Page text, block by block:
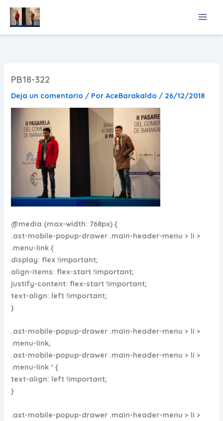
contenido
PB18-322
Deja un comentario / PorAceBarakaldo / 26/12/2018
@media (max-width: 768px) {
.ast-mobile-popup-drawer .main-header-menu > li >
.menu-link {
display: flex !important;
align-items: flex-start !important;
justify-content: flex-start !important;
text-align: left !important;
}
.ast-mobile-popup-drawer .main-header-menu > li >
.menu-link,
.ast-mobile-popup-drawer .main-header-menu > li >
.menu-link * {
text-align: left !important;
}
.ast-mobile-popup-drawer .main-header-menu > li >